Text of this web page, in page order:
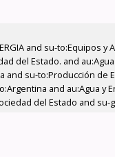
and su-to:Equipos y
del Estado. and
and su-to:Producción de
and au:Agua y
del Estado and su-